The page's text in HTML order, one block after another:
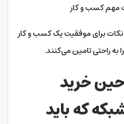
مهم کسب و کار
نکات برای موفقیت یک کسب و کار
به راحتی تامین می‌کنند.
خرید
که باید